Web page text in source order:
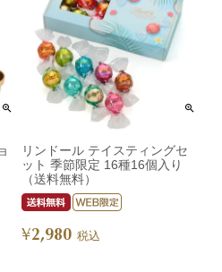
リンドール テイスティングセ
ット 季節限定 16種16個入り
（送料無料）
¥2,980 税込